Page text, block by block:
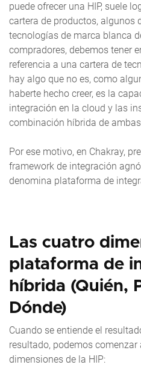
puede ofrecer una HIP, suele
cartera de productos, algunos
tecnologías de marca blanca
compradores, debemos tener
referencia a una cartera de
hay algo que no es, como
haberte hecho creer, es la
integración en la cloud y las
combinación híbrida de
Por ese motivo, en Chakray,
framework de integración
denomina plataforma de
Las cuatro
plataforma de
híbrida (Quién,
Dónde)
Cuando se entiende el
resultado, podemos
dimensiones de la HIP: